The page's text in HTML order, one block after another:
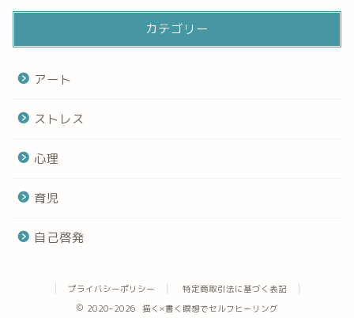
カテゴリー
アート
ストレス
心理
育児
自己啓発
プライバシーポリシー
特定商取引法に基づく表記
2020–2026 描く×書く瞑想でセルフヒーリング